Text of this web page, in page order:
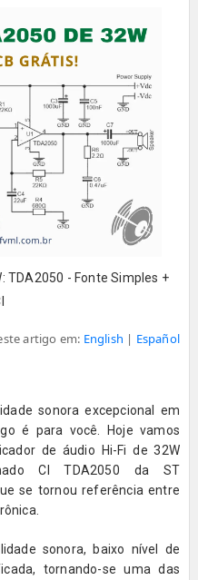
TDA2050 - Fonte Simples +
artigo em: English | Español
sonora excepcional em
é para você. Hoje vamos
de áudio Hi-Fi de 32W
CI TDA2050 da ST
se tornou referência entre
sonora, baixo nível de
tornando-se uma das